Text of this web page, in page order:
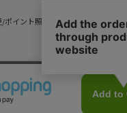
/ポイント照会）